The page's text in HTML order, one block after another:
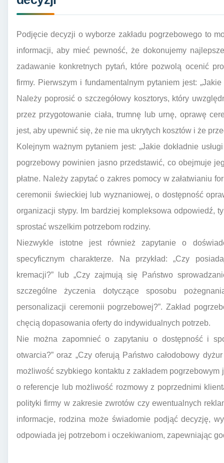
Podjęcie decyzji o wyborze zakładu pogrzebowego to
informacji, aby mieć pewność, że dokonujemy
zadawanie konkretnych pytań, które pozwolą ocenić
firmy. Pierwszym i fundamentalnym pytaniem jest:
Należy poprosić o szczegółowy kosztorys, który
przez przygotowanie ciała, trumnę lub urnę, oprawę
jest, aby upewnić się, że nie ma ukrytych kosztów i że
Kolejnym ważnym pytaniem jest: „Jakie dokładnie
pogrzebowy powinien jasno przedstawić, co obejmuje
płatne. Należy zapytać o zakres pomocy w załatwianiu
ceremonii świeckiej lub wyznaniowej, o dostępność
organizacji stypy. Im bardziej kompleksowa odpowiedź,
sprostać wszelkim potrzebom rodziny.
Niezwykle istotne jest również zapytanie o
specyficznym charakterze. Na przykład: „Czy
kremacji?” lub „Czy zajmują się Państwo
szczególne życzenia dotyczące sposobu
personalizacji ceremonii pogrzebowej?”. Zakład
chęcią dopasowania oferty do indywidualnych potrzeb.
Nie można zapomnieć o zapytaniu o dostępność i
otwarcia?” oraz „Czy oferują Państwo całodobowy
możliwość szybkiego kontaktu z zakładem
o referencje lub możliwość rozmowy z poprzednimi
polityki firmy w zakresie zwrotów czy ewentualnych
informacje, rodzina może świadomie podjąć decyzję,
odpowiada jej potrzebom i oczekiwaniom, zapewniając